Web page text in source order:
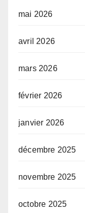
mai 2026
avril 2026
mars 2026
février 2026
janvier 2026
décembre 2025
novembre 2025
octobre 2025